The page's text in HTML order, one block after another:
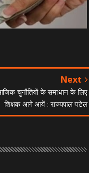
Next
चुनौतियों के समाधान के लिए
शिक्षक आगे आयें : राज्यपाल पटेल